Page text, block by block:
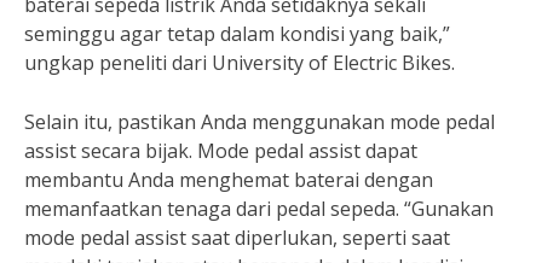
seminggu agar tetap dalam kondisi yang baik,”
ungkap peneliti dari University of Electric Bikes.
Selain itu, pastikan Anda menggunakan mode pedal
assist secara bijak. Mode pedal assist dapat
membantu Anda menghemat baterai dengan
memanfaatkan tenaga dari pedal sepeda. “Gunakan
mode pedal assist saat diperlukan, seperti saat